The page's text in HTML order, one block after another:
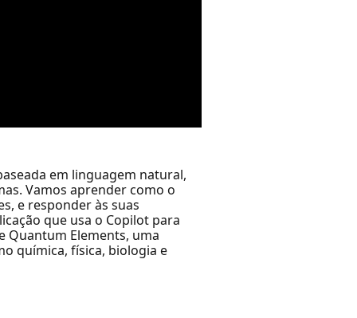
em linguagem natural,
Vamos aprender como o
e responder às suas
que usa o Copilot para
Quantum Elements, uma
química, física, biologia e